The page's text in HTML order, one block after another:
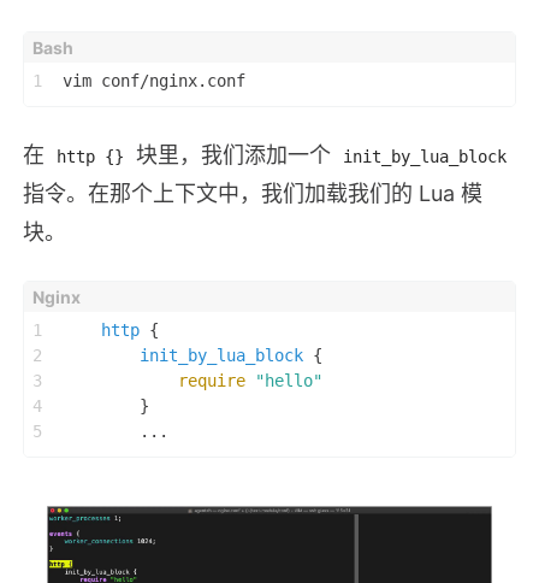
1 vim conf/nginx.conf
在 http {} 块里，我们添加一个 init_by_lua_block
指令。在那个上下文中，我们加载我们的 Lua 模
块。
1
2
3
4
5
http {
init_by_lua_block {
require
"hello"
        }
        ...